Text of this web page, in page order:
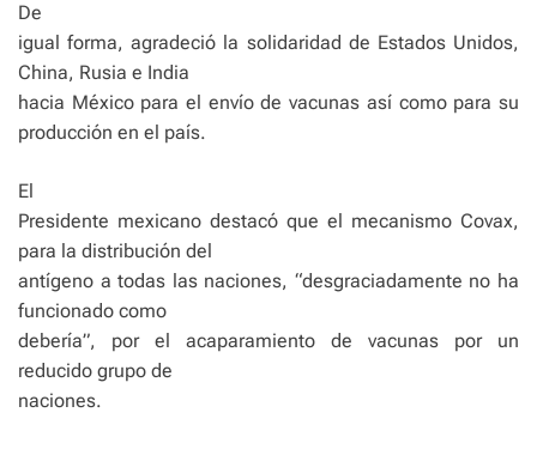
De
igual forma, agradeció la solidaridad de Estados Unidos,
China, Rusia e India
hacia México para el envío de vacunas así como para su
producción en el país.
El
Presidente mexicano destacó que el mecanismo Covax,
para la distribución del
antígeno a todas las naciones, “desgraciadamente no ha
funcionado como
debería”, por el acaparamiento de vacunas por un
reducido grupo de
naciones.